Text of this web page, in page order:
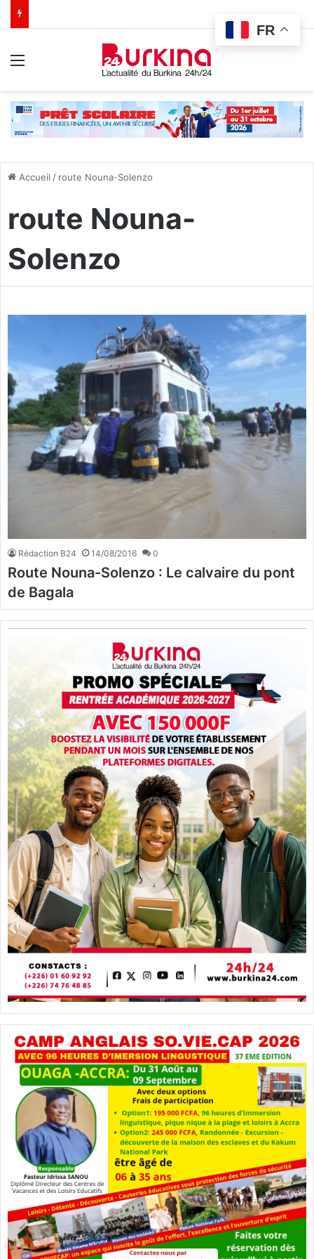
Accueil / route Nouna-Solenzo
route Nouna-
Solenzo
Rédaction B24 14/08/2016 0
Route Nouna-Solenzo : Le calvaire du pont
de Bagala
FR